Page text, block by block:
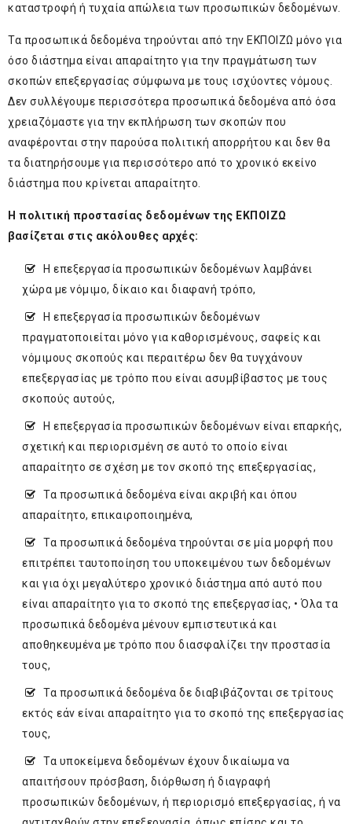
καταστροφή ή τυχαία απώλεια των προσωπικών δεδομένων.
Τα προσωπικά δεδομένα τηρούνται από την ΕΚΠΟΙΖΩ μόνο για
όσο διάστημα είναι απαραίτητο για την πραγμάτωση των
σκοπών επεξεργασίας σύμφωνα με τους ισχύοντες νόμους.
Δεν συλλέγουμε περισσότερα προσωπικά δεδομένα από όσα
χρειαζόμαστε για την εκπλήρωση των σκοπών που
αναφέρονται στην παρούσα πολιτική απορρήτου και δεν θα
τα διατηρήσουμε για περισσότερο από το χρονικό εκείνο
διάστημα που κρίνεται απαραίτητο.
Η πολιτική προστασίας δεδομένων της ΕΚΠΟΙΖΩ
βασίζεται στις ακόλουθες αρχές:
Η επεξεργασία προσωπικών δεδομένων λαμβάνει
χώρα με νόμιμο, δίκαιο και διαφανή τρόπο,
Η επεξεργασία προσωπικών δεδομένων
πραγματοποιείται μόνο για καθορισμένους, σαφείς και
νόμιμους σκοπούς και περαιτέρω δεν θα τυγχάνουν
επεξεργασίας με τρόπο που είναι ασυμβίβαστος με τους
σκοπούς αυτούς,
Η επεξεργασία προσωπικών δεδομένων είναι επαρκής,
σχετική και περιορισμένη σε αυτό το οποίο είναι
απαραίτητο σε σχέση με τον σκοπό της επεξεργασίας,
Τα προσωπικά δεδομένα είναι ακριβή και όπου
απαραίτητο, επικαιροποιημένα,
Τα προσωπικά δεδομένα τηρούνται σε μία μορφή που
επιτρέπει ταυτοποίηση του υποκειμένου των δεδομένων
και για όχι μεγαλύτερο χρονικό διάστημα από αυτό που
είναι απαραίτητο για το σκοπό της επεξεργασίας, • Όλα τα
προσωπικά δεδομένα μένουν εμπιστευτικά και
αποθηκευμένα με τρόπο που διασφαλίζει την προστασία
τους,
Τα προσωπικά δεδομένα δε διαβιβάζονται σε τρίτους
εκτός εάν είναι απαραίτητο για το σκοπό της επεξεργασίας
τους,
Τα υποκείμενα δεδομένων έχουν δικαίωμα να
απαιτήσουν πρόσβαση, διόρθωση ή διαγραφή
προσωπικών δεδομένων, ή περιορισμό επεξεργασίας, ή να